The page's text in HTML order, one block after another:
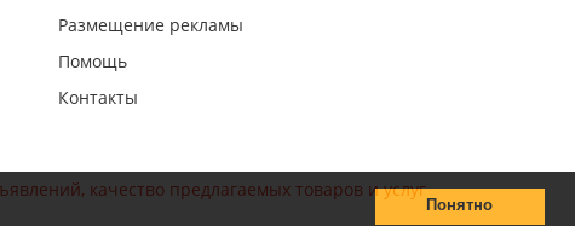
Понятно
Размещение рекламы
Помощь
Контакты
качество предлагаемых товаров и услуг